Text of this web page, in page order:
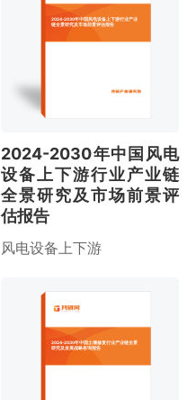
2024-2030年中国风电设备上下游行业产业
链全景研究及市场前景评估报告
2024-2030年中国风电
设备上下游行业产业链
全景研究及市场前景评
估报告
风电设备上下游
2024-2030年中国土壤修复行业产业链全景
研究及发展战略咨询报告